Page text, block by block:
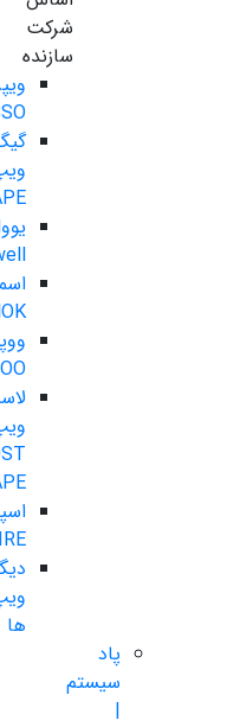
شرکت
سازنده
ها
پاد
سیستم
|